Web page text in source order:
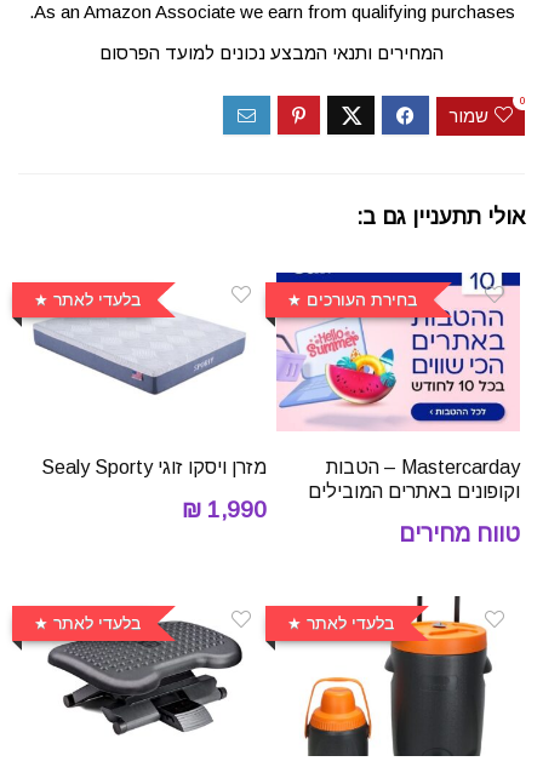
As an Amazon Associate we earn from qualifying purchases.
המחירים ותנאי המבצע נכונים למועד הפרסום
שמור
0
אולי תתעניין גם ב:
בחירת העורכים
Mastercarday – הטבות
וקופונים באתרים המובילים
טווח מחירים
בלעדי לאתר
מזרן ויסקו זוגי Sealy Sporty
1,990 ₪
בלעדי לאתר בלעדי לאתר